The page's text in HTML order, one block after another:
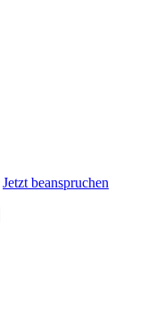
Jetzt beanspruchen